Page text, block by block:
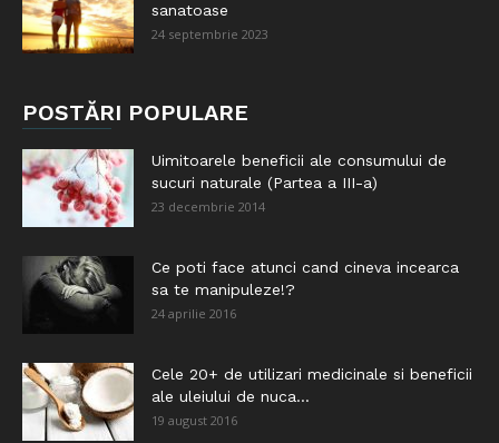
sanatoase
24 septembrie 2023
POSTĂRI POPULARE
Uimitoarele beneficii ale consumului de
sucuri naturale (Partea a III-a)
23 decembrie 2014
Ce poti face atunci cand cineva incearca
sa te manipuleze!?
24 aprilie 2016
Cele 20+ de utilizari medicinale si beneficii
ale uleiului de nuca...
19 august 2016